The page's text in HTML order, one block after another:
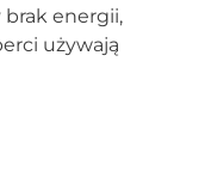
brak energii,
używają